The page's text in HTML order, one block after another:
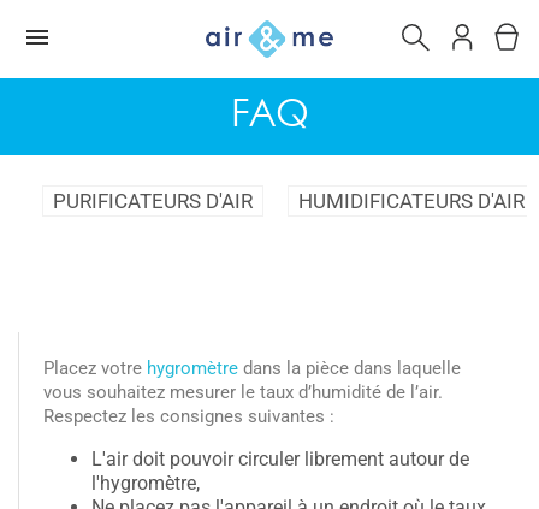
FAQ
PURIFICATEURS D'AIR HUMIDIFICATEURS D'AIR
Placez votre hygromètre dans la pièce dans laquelle
vous souhaitez mesurer le taux d’humidité de l’air.
Respectez les consignes suivantes :
L'air doit pouvoir circuler librement autour de
l'hygromètre,